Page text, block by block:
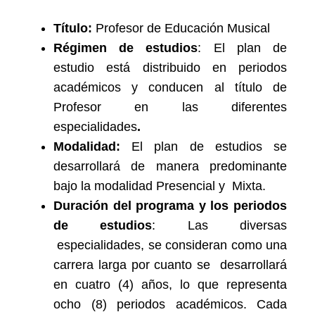
Título: Profesor de Educación Musical
Régimen de estudios: El plan de
estudio está distribuido en periodos
académicos y conducen al título de
Profesor en las diferentes
especialidades.
Modalidad: El plan de estudios se
desarrollará de manera predominante
bajo la modalidad Presencial y Mixta.
Duración del programa y los periodos
de estudios: Las diversas
especialidades, se consideran como una
carrera larga por cuanto se desarrollará
en cuatro (4) años, lo que representa
ocho (8) periodos académicos. Cada